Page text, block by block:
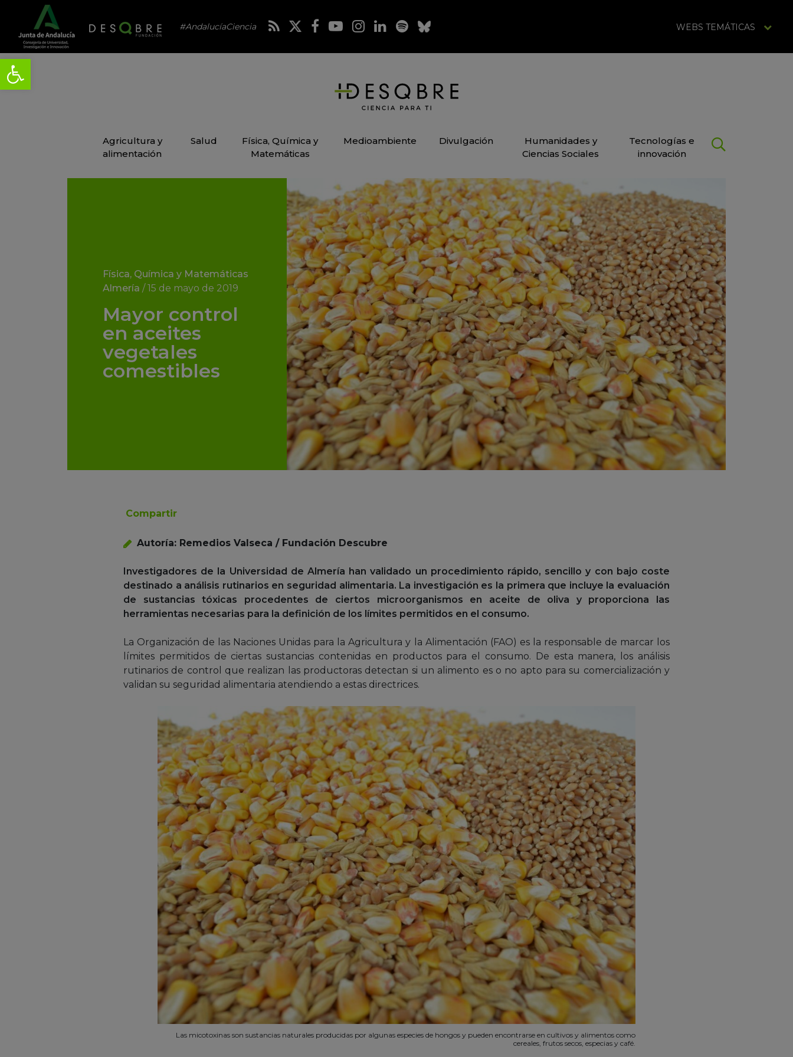
#AndalucíaCiencia WEBS TEMÁTICAS
Agricultura y
alimentación
Salud
Física, Química y
Matemáticas
Medioambiente Divulgación
Humanidades y
Ciencias Sociales
Tecnologías e
innovación
Física, Química y Matemáticas
Almería /15 de mayo de 2019
Mayor control
en aceites
vegetales
comestibles
Compartir
Autoría: Remedios Valseca / Fundación Descubre
Investigadores de la Universidad de Almería han validado un procedimiento rápido, sencillo y con bajo coste
destinado a análisis rutinarios en seguridad alimentaria. La investigación es la primera que incluye la evaluación
de sustancias tóxicas procedentes de ciertos microorganismos en aceite de oliva y proporciona las
herramientas necesarias para la definición de los límites permitidos en el consumo.
La Organización de las Naciones Unidas para la Agricultura y la Alimentación (FAO) es la responsable de marcar los
límites permitidos de ciertas sustancias contenidas en productos para el consumo. De esta manera, los análisis
rutinarios de control que realizan las productoras detectan si un alimento es o no apto para su comercialización y
validan su seguridad alimentaria atendiendo a estas directrices.
Las micotoxinas son sustancias naturales producidas por algunas especies de hongos y pueden encontrarse en cultivos y alimentos como
cereales, frutos secos, especias y café.